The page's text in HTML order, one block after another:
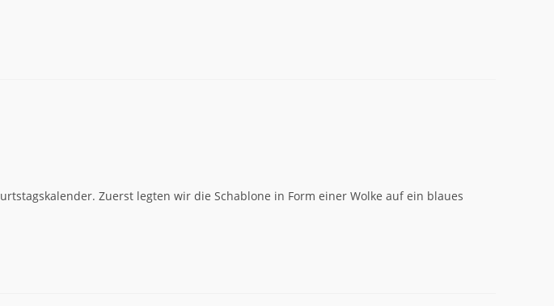
Zuerst legten wir die Schablone in Form einer Wolke auf ein blaues